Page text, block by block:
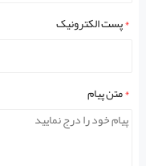
*پست الکترونیک
*متن پیام